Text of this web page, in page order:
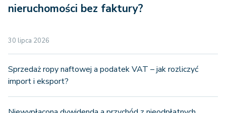
nieruchomości bez faktury?
30 lipca 2026
Sprzedaż ropy naftowej a podatek VAT – jak rozliczyć
import i eksport?